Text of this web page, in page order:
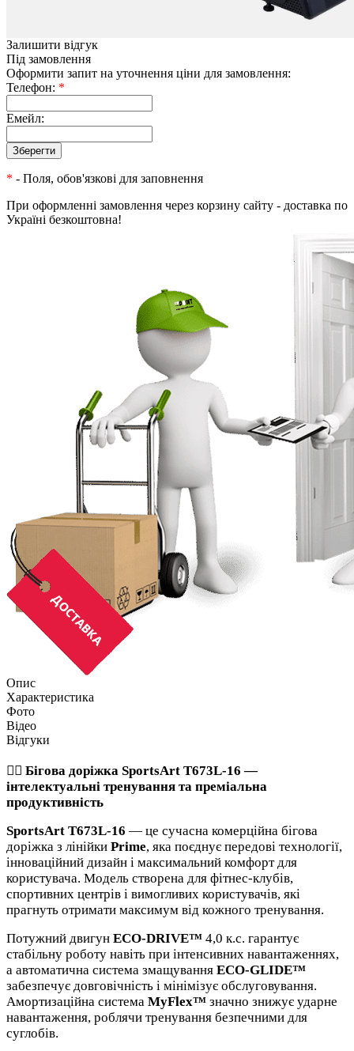
Залишити відгук
Під замовлення
Оформити запит на уточнення ціни для замовлення:
Телефон: *
Емейл:
* - Поля, обов'язкові для заповнення
При оформленні замовлення через корзину сайту - доставка по
Україні безкоштовна!
Опис
Характеристика
Фото
Відео
Відгуки
🏃‍♂️ Бігова доріжка SportsArt T673L-16 —
інтелектуальні тренування та преміальна
продуктивність
SportsArt T673L-16 — це сучасна комерційна бігова
доріжка з лінійки Prime, яка поєднує передові технології,
інноваційний дизайн і максимальний комфорт для
користувача. Модель створена для фітнес-клубів,
спортивних центрів і вимогливих користувачів, які
прагнуть отримати максимум від кожного тренування.
Потужний двигун ECO-DRIVE™ 4,0 к.с. гарантує
стабільну роботу навіть при інтенсивних навантаженнях,
а автоматична система змащування ECO-GLIDE™
забезпечує довговічність і мінімізує обслуговування.
Амортизаційна система MyFlex™ значно знижує ударне
навантаження, роблячи тренування безпечними для
суглобів.